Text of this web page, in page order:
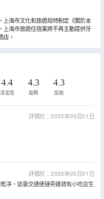
上海市文化和旅遊局特制定《關於本
上海市旅遊住宿業將不再主動提供牙
店。
4.4
清潔度
4.3
服務
4.3
設施
評價於：2025年05月01日
評價於：2025年05月01日
凈，這裏交通便捷旁邊就有小吃店生